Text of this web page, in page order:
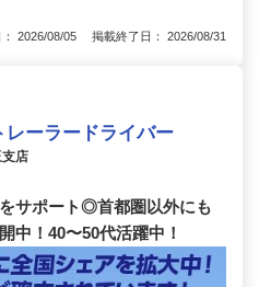
： 2026/08/05 掲載終了日： 2026/08/31
ーラードライバー
店
サポート◎首都圏以外にも
中！40〜50代活躍中！